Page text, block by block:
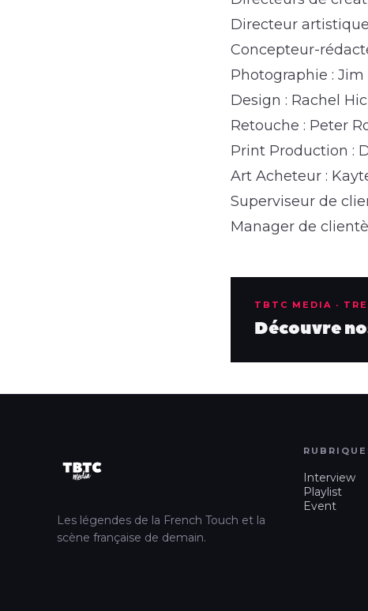
Directeur
Concepteur-
Photographie : Jim
Design : Rachel
Retouche : Peter
Print Production :
Art Acheteur :
Superviseur de
Manager de
TBTC MEDIA ·
Découvre
Les légendes de la French Touch et la
scène française de demain.
Interview
Playlist
Event